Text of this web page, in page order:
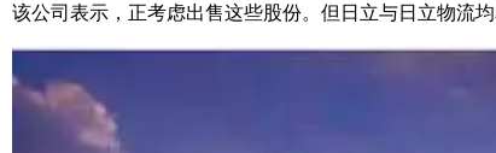
该公司表示，正考虑出售这些股份。但日立与日立物流